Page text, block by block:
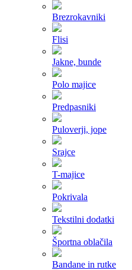
Brezrokavniki
Flisi
Jakne, bunde
Polo majice
Predpasniki
Puloverji, jope
Srajce
T-majice
Pokrivala
Tekstilni dodatki
Športna oblačila
Bandane in rutke